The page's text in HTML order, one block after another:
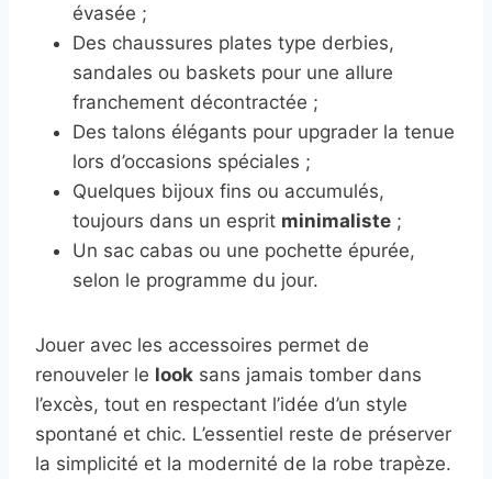
évasée ;
Des chaussures plates type derbies,
sandales ou baskets pour une allure
franchement décontractée ;
Des talons élégants pour upgrader la tenue
lors d’occasions spéciales ;
Quelques bijoux fins ou accumulés,
toujours dans un esprit minimaliste ;
Un sac cabas ou une pochette épurée,
selon le programme du jour.
Jouer avec les accessoires permet de
renouveler le look sans jamais tomber dans
l’excès, tout en respectant l’idée d’un style
spontané et chic. L’essentiel reste de préserver
la simplicité et la modernité de la robe trapèze.